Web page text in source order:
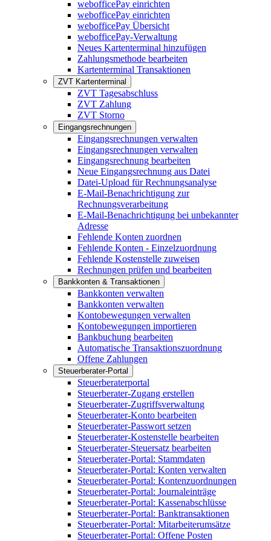
webofficePay einrichten
webofficePay einrichten
webofficePay Übersicht
webofficePay-Verwaltung
Neues Kartenterminal hinzufügen
Zahlungsmethode bearbeiten
Kartenterminal Transaktionen
ZVT Kartenterminal
ZVT Tagesabschluss
ZVT Zahlung
ZVT Storno
Eingangsrechnungen
Eingangsrechnungen verwalten
Eingangsrechnungen verwalten
Eingangsrechnung bearbeiten
Neue Eingangsrechnung aus Datei
Datei-Upload für Rechnungsanalyse
E-Mail-Benachrichtigung zur
Rechnungsverarbeitung
E-Mail-Benachrichtigung bei unbekannter
Adresse
Fehlende Konten zuordnen
Fehlende Konten - Einzelzuordnung
Fehlende Kostenstelle zuweisen
Rechnungen prüfen und bearbeiten
Bankkonten & Transaktionen
Bankkonten verwalten
Bankkonten verwalten
Kontobewegungen verwalten
Kontobewegungen importieren
Bankbuchung bearbeiten
Automatische Transaktionszuordnung
Offene Zahlungen
Steuerberater-Portal
Steuerberaterportal
Steuerberater-Zugang erstellen
Steuerberater-Zugriffsverwaltung
Steuerberater-Konto bearbeiten
Steuerberater-Passwort setzen
Steuerberater-Kostenstelle bearbeiten
Steuerberater-Steuersatz bearbeiten
Steuerberater-Portal: Stammdaten
Steuerberater-Portal: Konten verwalten
Steuerberater-Portal: Kontenzuordnungen
Steuerberater-Portal: Journaleinträge
Steuerberater-Portal: Kassenabschlüsse
Steuerberater-Portal: Banktransaktionen
Steuerberater-Portal: Mitarbeiterumsätze
Steuerberater-Portal: Offene Posten